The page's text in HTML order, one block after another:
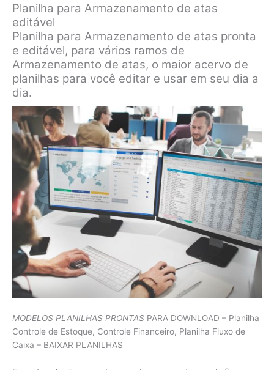
Planilha para Armazenamento de atas
editável
Planilha para Armazenamento de atas pronta
e editável, para vários ramos de
Armazenamento de atas, o maior acervo de
planilhas para você editar e usar em seu dia a
dia.
MODELOS PLANILHAS PRONTAS PARA DOWNLOAD – Planilha
Controle de Estoque, Controle Financeiro, Planilha Fluxo de
Caixa – BAIXAR PLANILHAS